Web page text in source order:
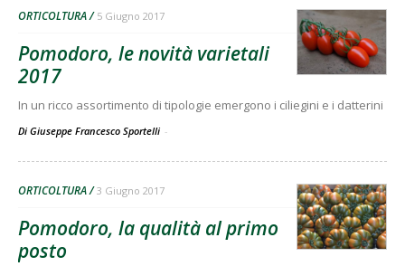
ORTICOLTURA 5 Giugno 2017
Pomodoro, le novità varietali
2017
In un ricco assortimento di tipologie emergono i ciliegini e i datterini
Di Giuseppe Francesco Sportelli -
ORTICOLTURA 3 Giugno 2017
Pomodoro, la qualità al primo
posto